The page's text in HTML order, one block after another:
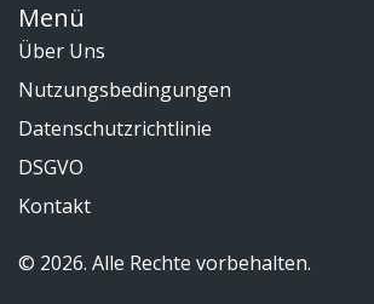
Menü
Über Uns
Nutzungsbedingungen
Datenschutzrichtlinie
DSGVO
Kontakt
© 2026. Alle Rechte vorbehalten.